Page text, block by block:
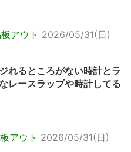
アウト 2026/05/31(日)
れるところがない時計とラ
レースラップや時計してる
アウト 2026/05/31(日)